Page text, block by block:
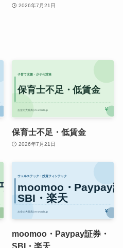
2026年7月21日
保育士不足・低賃金
2026年7月21日
moomoo・Paypay証券・
SBI・楽天